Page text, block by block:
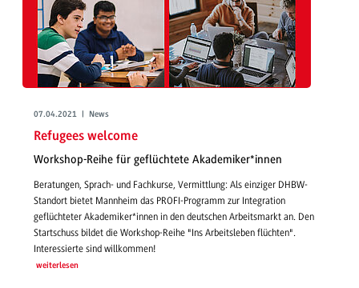
07.04.2021 | News
Refugees welcome
Workshop-Reihe für geflüchtete Akademiker*innen
Beratungen, Sprach- und Fachkurse, Vermittlung: Als einziger DHBW-
Standort bietet Mannheim das PROFI-Programm zur Integration
geflüchteter Akademiker*innen in den deutschen Arbeitsmarkt an. Den
Startschuss bildet die Workshop-Reihe "Ins Arbeitsleben flüchten".
Interessierte sind willkommen!
weiterlesen